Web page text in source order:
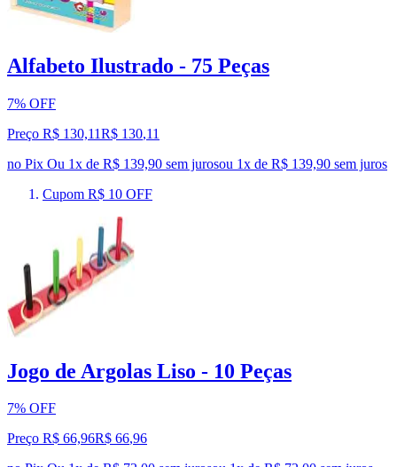
Alfabeto Ilustrado - 75 Peças
7% OFF
Preço R$ 130,11R$ 130,11
no Pix Ou 1x de R$ 139,90 sem jurosou 1x de R$ 139,90 sem juros
Cupom R$ 10 OFF
Jogo de Argolas Liso - 10 Peças
7% OFF
Preço R$ 66,96R$ 66,96